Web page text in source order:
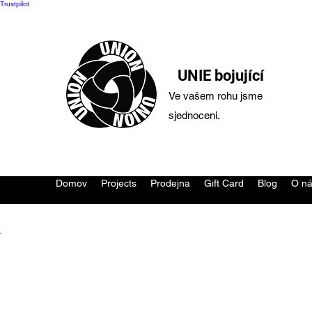
Trustpilot
UNIE bojující
Ve vašem rohu jsme
sjednoceni.
Domov Projects Prodejna Gift Card Blog O